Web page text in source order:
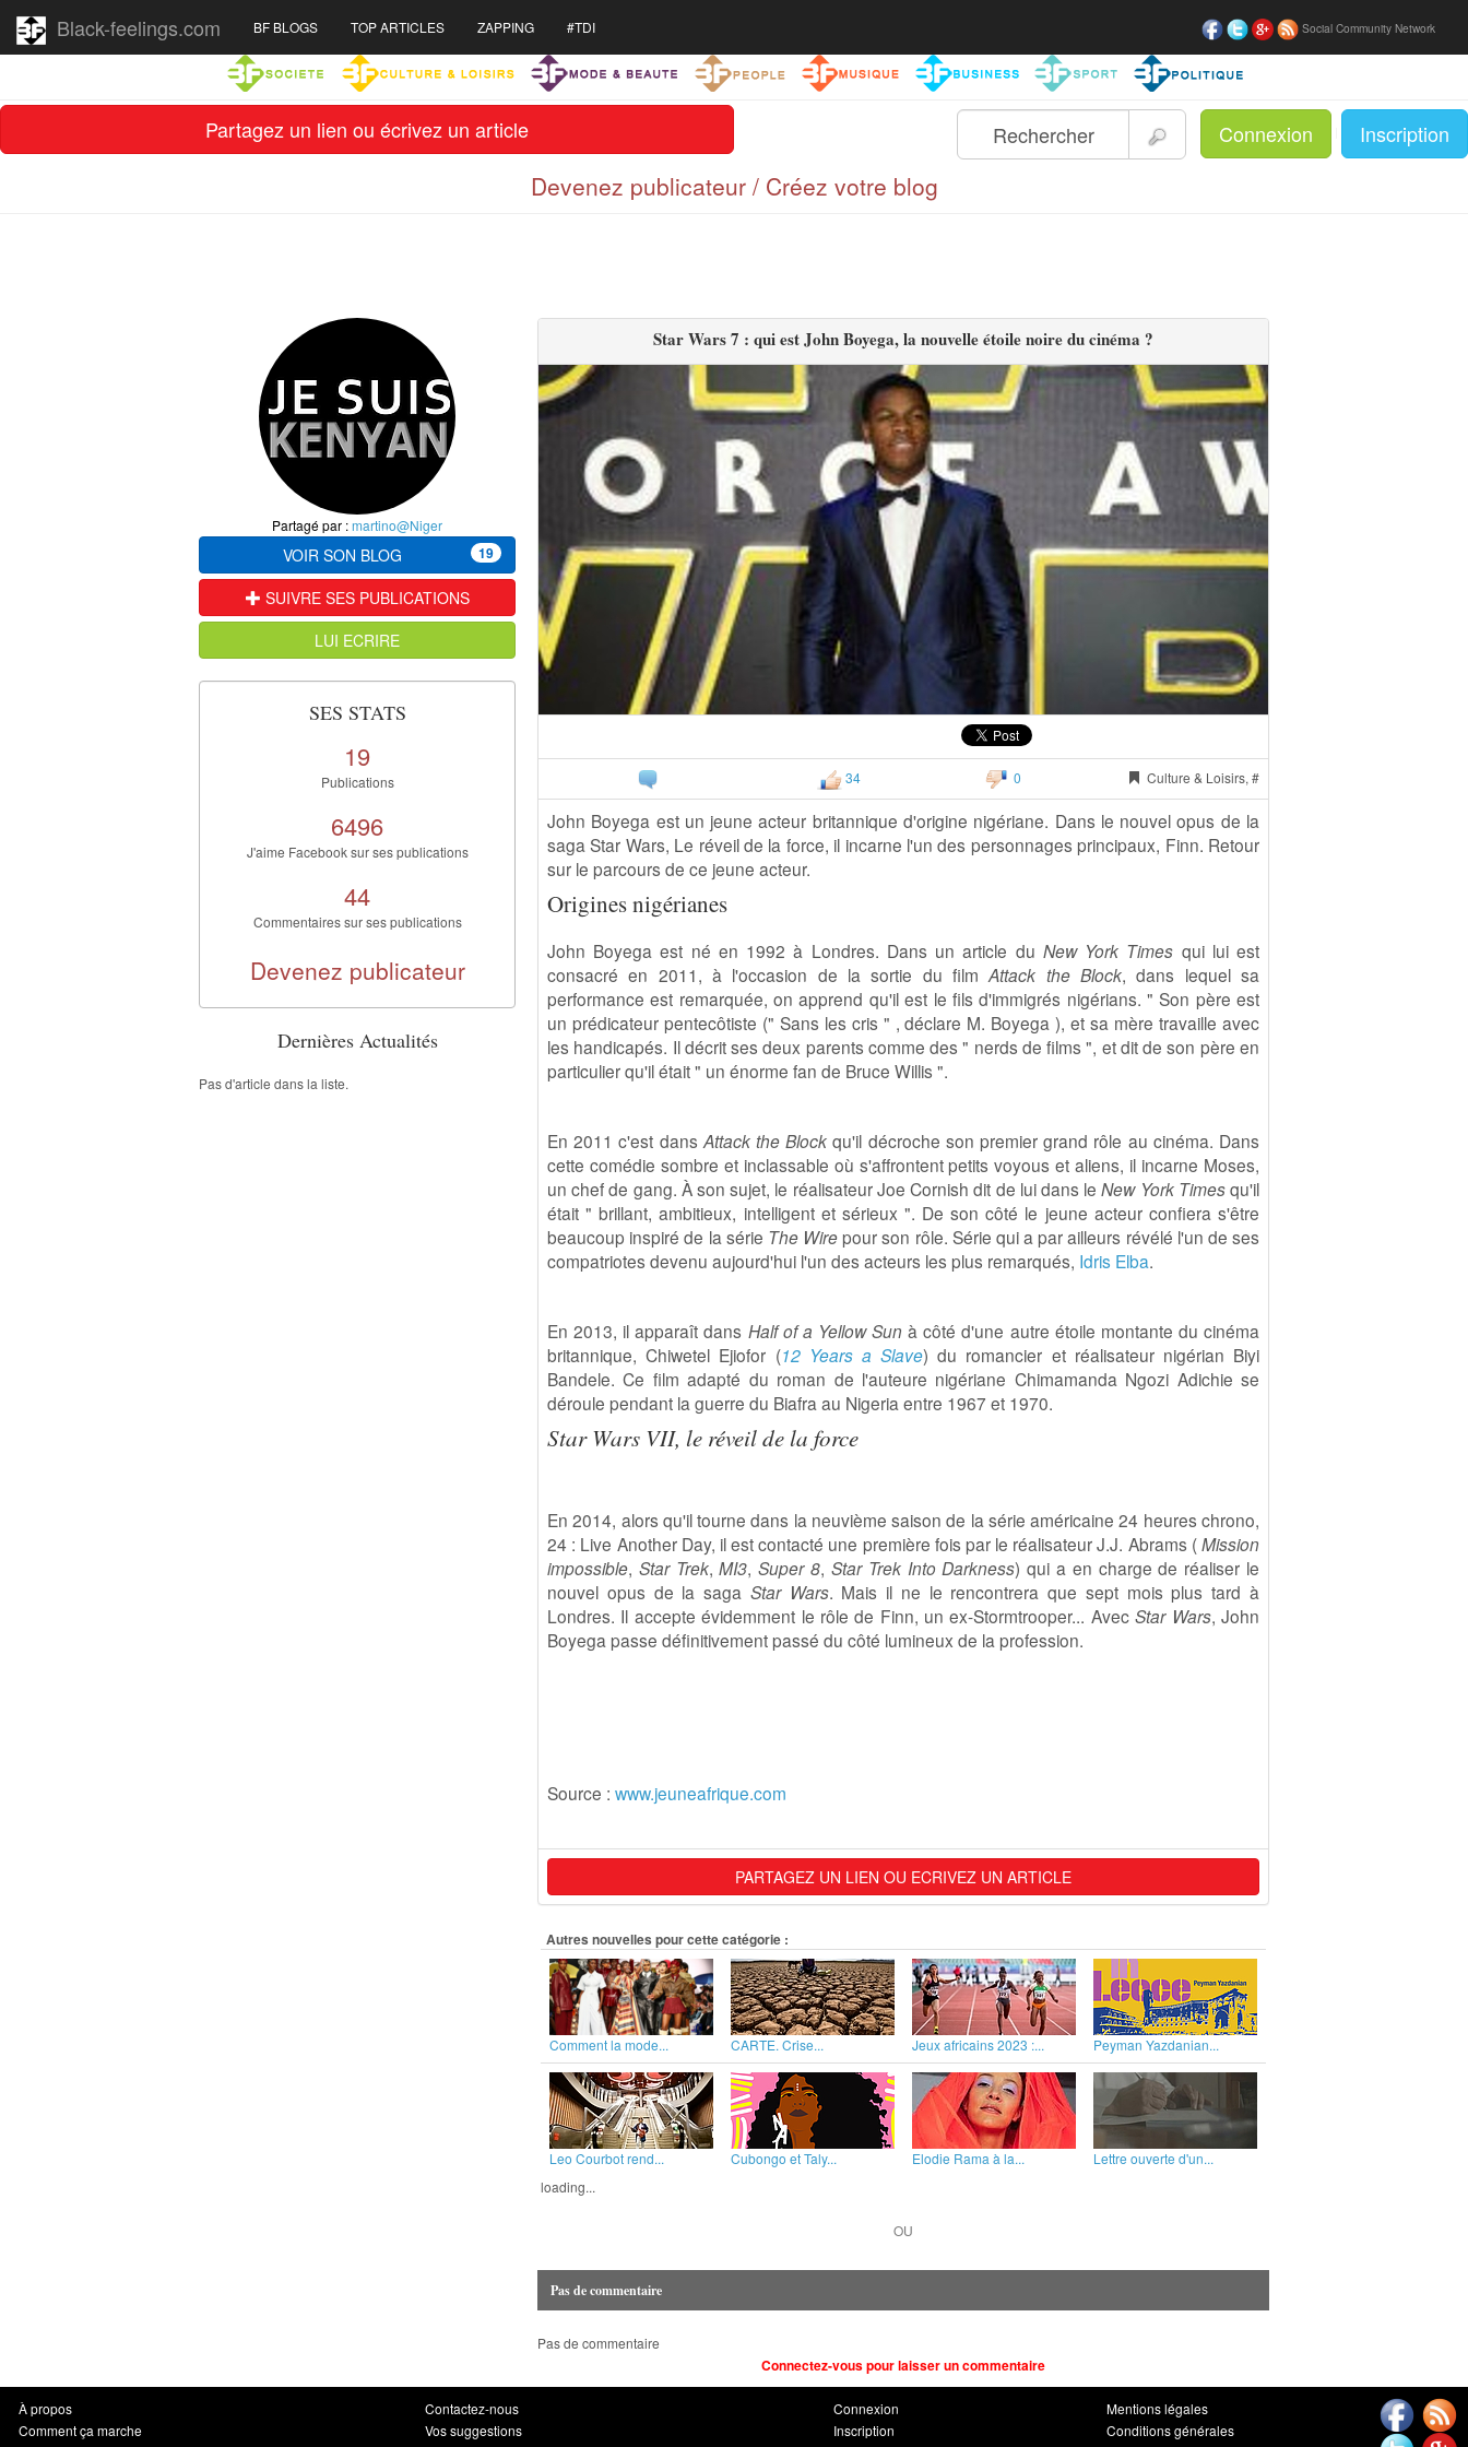
Partagez un lien ou écrivez un article Connexion Inscription
Black-feelings.com Social Community Network
BF BLOGS TOP ARTICLES ZAPPING #TDI
Devenez publicateur / Créez votre blog
Star Wars 7 : qui est John Boyega, la nouvelle étoile noire du cinéma ?
34 0 Culture & Loisirs, #
John Boyega est un jeune acteur britannique d'origine nigériane. Dans le nouvel opus de la
saga Star Wars, Le réveil de la force, il incarne l'un des personnages principaux, Finn. Retour
sur le parcours de ce jeune acteur.
Origines nigérianes
John Boyega est né en 1992 à Londres. Dans un article du New York Times qui lui est
consacré en 2011, à l'occasion de la sortie du filmAttack the Block, dans lequel sa
performance est remarquée, on apprend qu'il est le fils d'immigrés nigérians. " Son père est
un prédicateur pentecôtiste (" Sans les cris " , déclare M. Boyega ), et sa mère travaille avec
les handicapés. Il décrit ses deux parents comme des " nerds de films ", et dit de son père en
particulier qu'il était " un énorme fan de Bruce Willis ".
En 2011 c'est dans Attack the Block qu'il décroche son premier grand rôle au cinéma. Dans
cette comédie sombre et inclassable où s'affrontent petits voyous et aliens, il incarne Moses,
un chef de gang. À son sujet, le réalisateur Joe Cornish dit de lui dans leNew York Timesqu'il
était " brillant, ambitieux, intelligent et sérieux ". De son côté le jeune acteur confiera s'être
beaucoup inspiré de la série The Wirepour son rôle. Série qui a par ailleurs révélé l'un de ses
compatriotes devenu aujourd'hui l'un des acteurs les plus remarqués, Idris Elba.
En 2013, il apparaît dans Half of a Yellow Sun à côté d'une autre étoile montante du cinéma
britannique, Chiwetel Ejiofor (12 Years a Slave) du romancier et réalisateur nigérian Biyi
Bandele. Ce film adapté du roman de l'auteure nigériane Chimamanda Ngozi Adichie se
déroule pendant la guerre du Biafra au Nigeria entre 1967 et 1970.
Star Wars VII, le réveil de la force
En 2014, alors qu'il tourne dans la neuvième saison de la série américaine 24 heures chrono,
24 : Live Another Day, il est contacté une première fois par le réalisateur J.J. Abrams (Mission
impossible, Star Trek,MI3,Super 8, Star Trek Into Darkness) qui a en charge de réaliser le
nouvel opus de la saga Star Wars. Mais il ne le rencontrera que sept mois plus tard à
Londres. Il accepte évidemment le rôle de Finn, un ex-Stormtrooper... AvecStar Wars, John
Boyega passe définitivement passé du côté lumineux de la profession.
Source : www.jeuneafrique.com
PARTAGEZ UN LIEN OU ECRIVEZ UN ARTICLE
Autres nouvelles pour cette catégorie :
Comment la mode... CARTE. Crise... Jeux africains 2023 :... Peyman Yazdanian...
Leo Courbot rend... Cubongo et Taly... Elodie Rama à la...
Lettre ouverte d'un...
loading...
OU
Pas de commentaire
Pas de commentaire
Connectez-vous pour laisser un commentaire
Partagé par :martino@Niger
VOIR SON BLOG 19
SUIVRE SES PUBLICATIONS
LUI ECRIRE
SES STATS
19
Publications
6496
J'aime Facebook sur ses publications
44
Commentaires sur ses publications
Devenez publicateur
Dernières Actualités
Pas d'article dans la liste.
À propos
Comment ça marche
Contactez-nous
Vos suggestions
Connexion
Inscription
Mentions légales
Conditions générales